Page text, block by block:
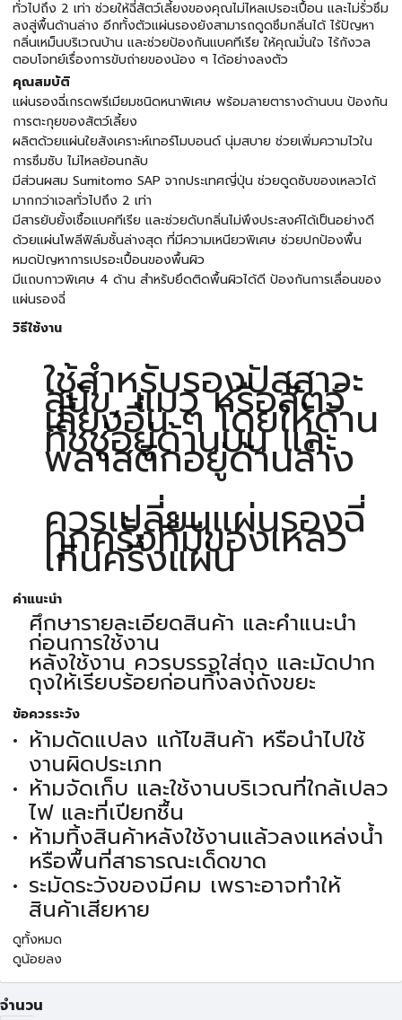
ทั่วไปถึง 2 เท่า ช่วยให้ฉี่สัตว์เลี้ยงของคุณไม่ไหลเปรอะเปื้อน และไม่รั่วซึม
ลงสู่พื้นด้านล่าง อีกทั้งตัวแผ่นรองยังสามารถดูดซึมกลิ่นได้ ไร้ปัญหา
กลิ่นเหม็นบริเวณบ้าน และช่วยป้องกันแบคทีเรีย ให้คุณมั่นใจ ไร้กังวล
ตอบโจทย์เรื่องการขับถ่ายของน้อง ๆ ได้อย่างลงตัว
คุณสมบัติ
แผ่นรองฉี่เกรดพรีเมียมชนิดหนาพิเศษ พร้อมลายตารางด้านบน ป้องกัน
การตะกุยของสัตว์เลี้ยง
ผลิตด้วยแผ่นใยสังเคราะห์เทอร์โมบอนด์ นุ่มสบาย ช่วยเพิ่มความไวใน
การซึมซับ ไม่ไหลย้อนกลับ
มีส่วนผสม Sumitomo SAP จากประเทศญี่ปุ่น ช่วยดูดซับของเหลวได้
มากกว่าเจลทั่วไปถึง 2 เท่า
มีสารยับยั้งเชื้อแบคทีเรีย และช่วยดับกลิ่นไม่พึงประสงค์ได้เป็นอย่างดี
ด้วยแผ่นโพลีฟิล์มชั้นล่างสุด ที่มีความเหนียวพิเศษ ช่วยปกป้องพื้น
หมดปัญหาการเปรอะเปื้อนของพื้นผิว
มีแถบกาวพิเศษ 4 ด้าน สำหรับยึดติดพื้นผิวได้ดี ป้องกันการเลื่อนของ
แผ่นรองฉี่
วิธีใช้งาน
ใช้สำหรับรองปัสสาวะ
สุนัข, แมว หรือสัตว์
เลี้ยงอื่น ๆ โดยให้ด้าน
ทิชชู่อยู่ด้านบน และ
พลาสติกอยู่ด้านล่าง
ควรเปลี่ยนแผ่นรองฉี่
ทุกครั้งที่มีของเหลว
เกินครึ่งแผ่น
คำแนะนำ
ศึกษารายละเอียดสินค้า และคำแนะนำ
ก่อนการใช้งาน
หลังใช้งาน ควรบรรจุใส่ถุง และมัดปาก
ถุงให้เรียบร้อยก่อนทิ้งลงถังขยะ
ข้อควรระวัง
ห้ามดัดแปลง แก้ไขสินค้า หรือนำไปใช้
งานผิดประเภท
ห้ามจัดเก็บ และใช้งานบริเวณที่ใกล้เปลว
ไฟ และที่เปียกชื้น
ห้ามทิ้งสินค้าหลังใช้งานแล้วลงแหล่งน้ำ
หรือพื้นที่สาธารณะเด็ดขาด
ระมัดระวังของมีคม เพราะอาจทำให้
สินค้าเสียหาย
ดูทั้งหมด
ดูน้อยลง
จำนวน